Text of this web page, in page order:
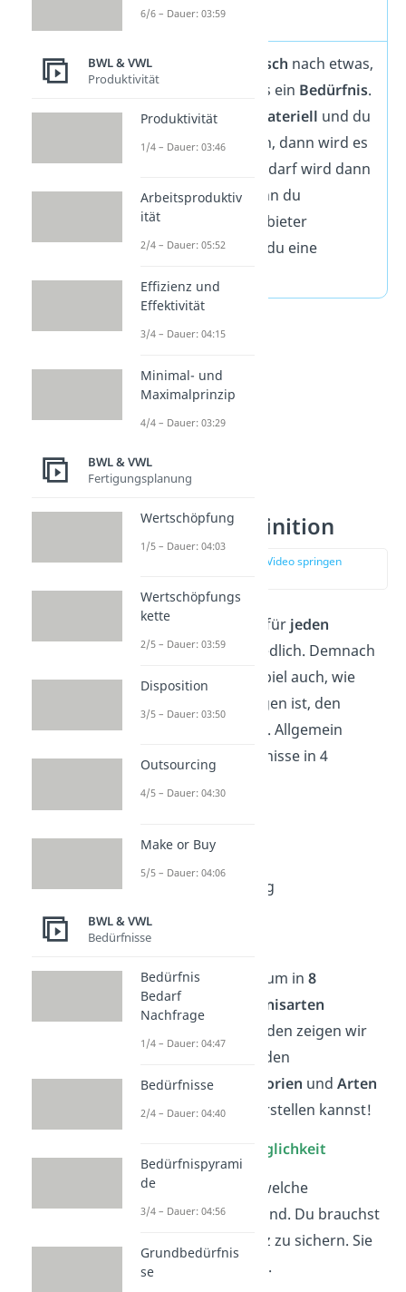
Nachfrage
Hast du einen Wunsch nach etwas,
dann nennst du das ein Bedürfnis.
Ist das Bedürfnis
materiell und du
kannst es dir leisten, dann wird es
. Der Bedarf wird dann
zurNachfrage, wenn du
gegenüber dem Anbieter
verdeutlichst, dass du eine
Bedürfnis Definition
zur Stelle im Video springen
Die Bedürfnisse sind für jeden
Menschen unterschiedlich. Demnach
ändert sich zum Beispiel auch, wie
das Verlangen ist, den
Mangel zu beseitigen. Allgemein
kannst du die Bedürfnisse in 4
Art der Befriedung
Konkretheit
Rangfolge
Diese werden wiederum in8
verschiedene
Bedürfnisarten
gegliedert. Im Folgenden zeigen wir
dir, was du dir unter den
verschiedenen
Kategorien und Arten
von Bedürfnissen
vorstellen kannst!
Dringlichkeit
Schau dir zuerst an, welche
Bedürfnisseprimär
sind. Du brauchst
sie, um deine Existenz zu sichern. Sie
haben damit Vorrang.
6/6 – Dauer: 03:59
BWL & VWL
Produktivität
Produktivität
1/4 – Dauer: 03:46
Arbeitsproduktiv
ität
2/4 – Dauer: 05:52
Effizienz und
Effektivität
3/4 – Dauer: 04:15
Minimal- und
Maximalprinzip
4/4 – Dauer: 03:29
BWL & VWL
Fertigungsplanung
Wertschöpfung
1/5 – Dauer: 04:03
Wertschöpfungs
kette
2/5 – Dauer: 03:59
Disposition
3/5 – Dauer: 03:50
Outsourcing
4/5 – Dauer: 04:30
Make or Buy
5/5 – Dauer: 04:06
BWL & VWL
Bedürfnisse
Bedürfnis
Bedarf
Nachfrage
1/4 – Dauer: 04:47
Bedürfnisse
2/4 – Dauer: 04:40
Bedürfnispyrami
de
3/4 – Dauer: 04:56
Grundbedürfnis
se